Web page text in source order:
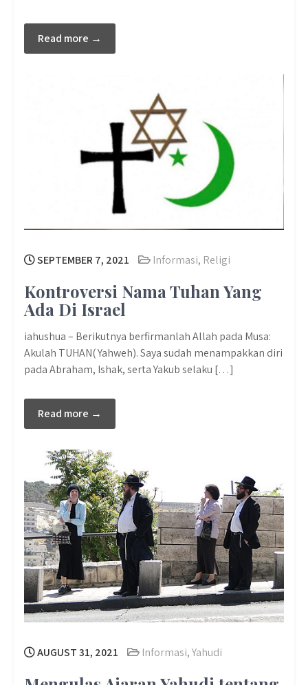
Read more →
SEPTEMBER 7, 2021 Informasi, Religi
Kontroversi Nama Tuhan Yang
Ada Di Israel
iahushua – Berikutnya berfirmanlah Allah pada Musa:
Akulah TUHAN( Yahweh). Saya sudah menampakkan diri
pada Abraham, Ishak, serta Yakub selaku […]
Read more →
AUGUST 31, 2021 Informasi,Yahudi